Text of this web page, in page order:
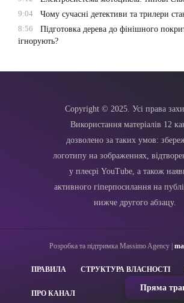
9:04
Чому сучасні детективи та трилери
8:56
Підготовка дерева до фінішного
ігнорують?
Copyright © 2025. Усі права
Використання матеріалів 12
дозволено за таких умов:
логотипу на зображеннях,
у плеєрі YouTube, а також
активного гіперпосилання на
нижче другого абзацу.
Розробка та підтримка Massimo Agency |
ПРАВИЛА СТРУКТУРА ВЛАСНОСТІ
ПРО КАНАЛ
Пряма